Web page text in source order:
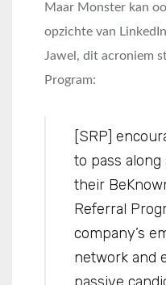
Maar Monster kan
opzichte van
Jawel, dit acroniem
Program:
[SRP]
to pass
their
Referral
company’s
network and